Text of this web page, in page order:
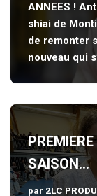
ANNEES !
shiai de
de remonter
nouveau qui
SAISON…
par 2LC